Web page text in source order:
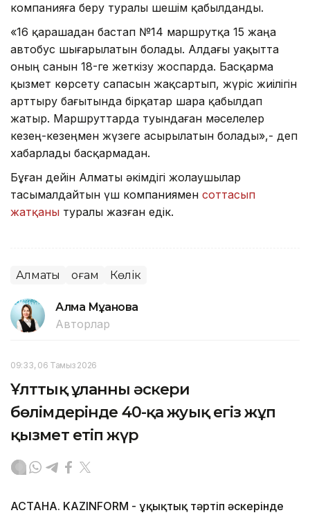
компанияға беру туралы шешім қабылданды.
«16 қарашадан бастап №14 маршрутқа 15 жаңа
автобус шығарылатын болады. Алдағы уақытта
оның санын 18-ге жеткізу жоспарда. Басқарма
қызмет көрсету сапасын жақсартып, жүріс жиілігін
арттыру бағытында бірқатар шара қабылдап
жатыр. Маршруттарда туындаған мәселелер
кезең-кезеңмен жүзеге асырылатын болады»,- деп
хабарлады басқармадан.
Бұған дейін Алматы әкімдігі жолаушылар
тасымалдайтын үш компаниямен соттасып
жатқаны туралы жазған едік.
Алматы Қоғам Көлік
Алма Мұқанова
Авторлар
09:33, 06 Тамыз 2026
Ұлттық ұланның әскери
бөлімдерінде 40-қа жуық егіз жұп
қызмет етіп жүр
АСТАНА. KAZINFORM - Құқықтық тәртіп әскерінде